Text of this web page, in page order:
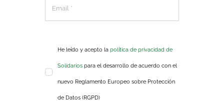
He leído y acepto lapolítica de privacidad de
Solidarios para el desarrollo de acuerdo con el
nuevo Reglamento Europeo sobre Protección
de Datos (RGPD)